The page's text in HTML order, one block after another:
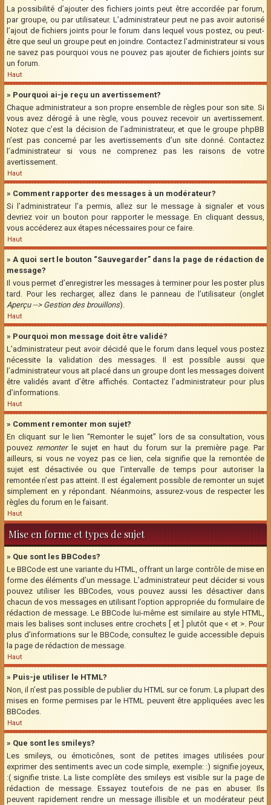
La possibilité d’ajouter des fichiers joints peut être accordée par forum,
par groupe, ou par utilisateur. L’administrateur peut ne pas avoir autorisé
l’ajout de fichiers joints pour le forum dans lequel vous postez, ou peut-
être que seul un groupe peut en joindre. Contactez l’administrateur si vous
ne savez pas pourquoi vous ne pouvez pas ajouter de fichiers joints sur
un forum.
Haut
» Pourquoi ai-je reçu un avertissement?
Chaque administrateur a son propre ensemble de règles pour son site. Si
vous avez dérogé à une règle, vous pouvez recevoir un avertissement.
Notez que c’est la décision de l’administrateur, et que le groupe phpBB
n’est pas concerné par les avertissements d’un site donné. Contactez
l’administrateur si vous ne comprenez pas les raisons de votre
avertissement.
Haut
» Comment rapporter des messages à un modérateur?
Si l’administrateur l’a permis, allez sur le message à signaler et vous
devriez voir un bouton pour rapporter le message. En cliquant dessus,
vous accéderez aux étapes nécessaires pour ce faire.
Haut
» A quoi sert le bouton “Sauvegarder” dans la page de rédaction de
message?
Il vous permet d’enregistrer les messages à terminer pour les poster plus
tard. Pour les recharger, allez dans le panneau de l’utilisateur (onglet
Aperçu --> Gestion des brouillons).
Haut
» Pourquoi mon message doit être validé?
L’administrateur peut avoir décidé que le forum dans lequel vous postez
nécessite la validation des messages. Il est possible aussi que
l’administrateur vous ait placé dans un groupe dont les messages doivent
être validés avant d’être affichés. Contactez l’administrateur pour plus
d’informations.
Haut
» Comment remonter mon sujet?
En cliquant sur le lien “Remonter le sujet” lors de sa consultation, vous
pouvez remonterle sujet en haut du forum sur la première page. Par
ailleurs, si vous ne voyez pas ce lien, cela signifie que la remontée de
sujet est désactivée ou que l’intervalle de temps pour autoriser la
remontée n’est pas atteint. Il est également possible de remonter un sujet
simplement en y répondant. Néanmoins, assurez-vous de respecter les
règles du forum en le faisant.
Haut
Mise en forme et types de sujet
» Que sont les BBCodes?
Le BBCode est une variante du HTML, offrant un large contrôle de mise en
forme des éléments d’un message. L’administrateur peut décider si vous
pouvez utiliser les BBCodes, vous pouvez aussi les désactiver dans
chacun de vos messages en utilisant l’option appropriée du formulaire de
rédaction de message. Le BBCode lui-même est similaire au style HTML,
mais les balises sont incluses entre crochets [ et ] plutôt que < et >. Pour
plus d’informations sur le BBCode, consultez le guide accessible depuis
la page de rédaction de message.
Haut
» Puis-je utiliser le HTML?
Non, il n’est pas possible de publier du HTML sur ce forum. La plupart des
mises en forme permises par le HTML peuvent être appliquées avec les
BBCodes.
Haut
» Que sont les smileys?
Les smileys, ou émoticônes, sont de petites images utilisées pour
exprimer des sentiments avec un code simple, exemple: :) signifie joyeux,
:( signifie triste. La liste complète des smileys est visible sur la page de
rédaction de message. Essayez toutefois de ne pas en abuser. Ils
peuvent rapidement rendre un message illisible et un modérateur peut